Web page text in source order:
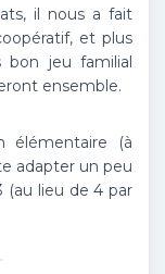
il nous a fait
et plus
bon jeu familial
ensemble.
élémentaire (à
adapter un peu
(au lieu de 4 par